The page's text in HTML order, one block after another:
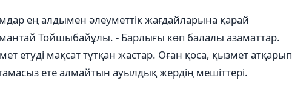
ең алдымен әлеуметтік жағдайларына қарай
Тойшыбайұлы. - Барлығы көп балалы азаматтар.
етуді мақсат тұтқан жастар. Оған қоса, қызмет атқарып
ете алмайтын ауылдық жердің мешіттері.